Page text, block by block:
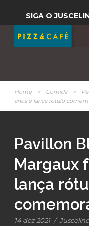
SIGA O
Home > Comida >
anos e lança rótulo
Pavillon
Margaux
lança
14 dez 2021 /